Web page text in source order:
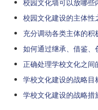
校园文化墙可以放哪些
校园文化建设的主体性
充分调动各类主体的
如何通过继承、借鉴
正确处理学校文化之
学校文化建设的战略目
学校文化建设的战略措